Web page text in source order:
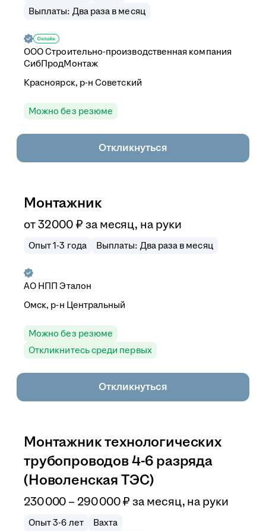
Выплаты: Два раза в месяц
ОООСтроительно-производственная компания
СибПродМонтаж
Красноярск, р-н Советский
Можно без резюме
Откликнуться
Монтажник
от32 000 ₽ за месяц, на руки
Опыт 1-3 года Выплаты: Два раза в месяц
АО НПП Эталон
Омск, р-н Центральный
Можно без резюме
Откликнитесь среди первых
Откликнуться
Монтажник технологических
трубопроводов 4-6 разряда
(Новоленская ТЭС)
230 000 – 290 000₽ за месяц, на руки
Опыт 3-6 лет
Вахта